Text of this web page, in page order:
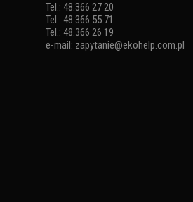
Tel.: 48.366 27 20
Tel.: 48.366 55 71
Tel.: 48.366 26 19
e-mail: zapytanie@ekohelp.com.pl